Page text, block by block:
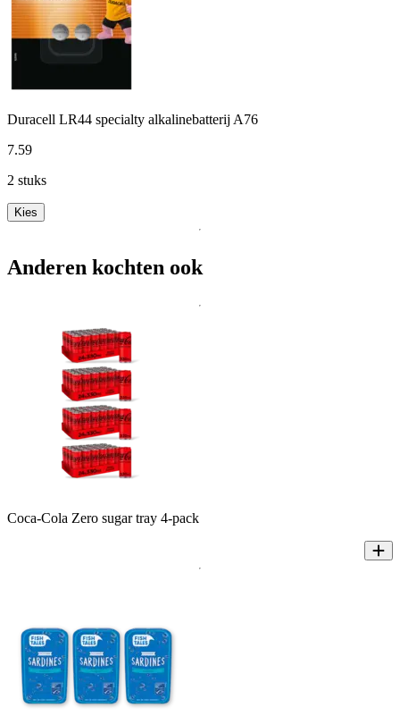
Duracell LR44 specialty alkalinebatterij A76
7.59
2 stuks
Kies
Anderen kochten ook
Coca-Cola Zero sugar tray 4-pack